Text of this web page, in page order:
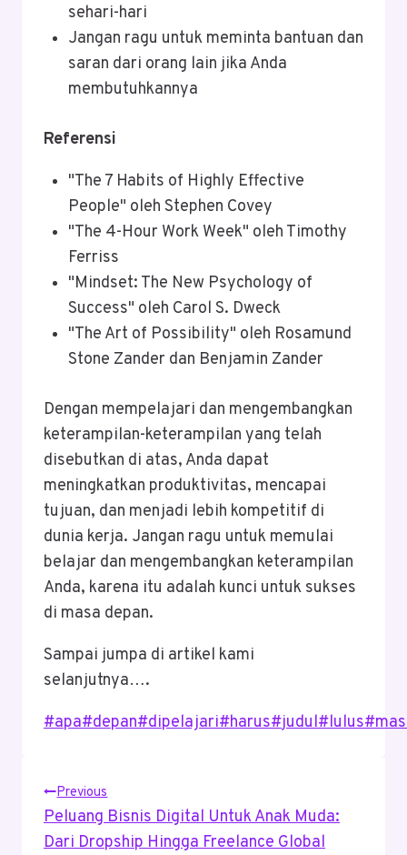
sehari-hari
Jangan ragu untuk meminta bantuan dan
saran dari orang lain jika Anda
membutuhkannya
Referensi
"The 7 Habits of Highly Effective
People" oleh Stephen Covey
"The 4-Hour Work Week" oleh Timothy
Ferriss
"Mindset: The New Psychology of
Success" oleh Carol S. Dweck
"The Art of Possibility" oleh Rosamund
Stone Zander dan Benjamin Zander
Dengan mempelajari dan mengembangkan
keterampilan-keterampilan yang telah
disebutkan di atas, Anda dapat
meningkatkan produktivitas, mencapai
tujuan, dan menjadi lebih kompetitif di
dunia kerja. Jangan ragu untuk memulai
belajar dan mengembangkan keterampilan
Anda, karena itu adalah kunci untuk sukses
di masa depan.
Sampai jumpa di artikel kami
selanjutnya….
Post
#apa#depan#dipelajari#harus#judul#lulus#
Post
Navigation
Previous
Peluang Bisnis Digital Untuk Anak Muda:
Dari Dropship Hingga Freelance Global